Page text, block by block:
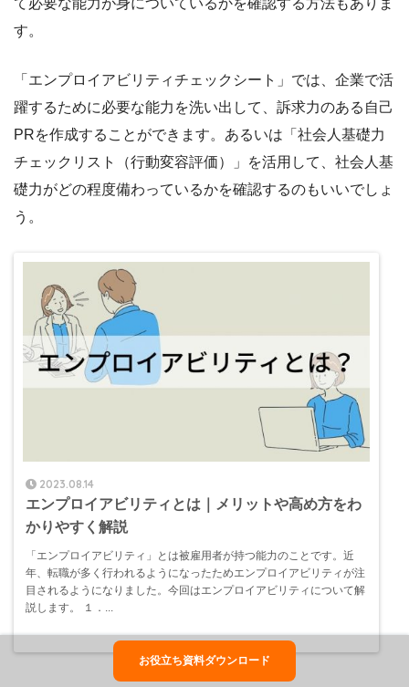
て必要な能力が身についているかを確認する方法もありま
す。
「エンプロイアビリティチェックシート」では、企業で活
躍するために必要な能力を洗い出して、訴求力のある自己
PRを作成することができます。あるいは「社会人基礎力
チェックリスト（行動変容評価）」を活用して、社会人基
礎力がどの程度備わっているかを確認するのもいいでしょ
う。
2023.08.14
エンプロイアビリティとは｜メリットや高め方をわ
かりやすく解説
「エンプロイアビリティ」とは被雇用者が持つ能力のことです。近
年、転職が多く行われるようになったためエンプロイアビリティが注
目されるようになりました。今回はエンプロイアビリティについて解
説します。 １．...
お役立ち資料ダウンロード